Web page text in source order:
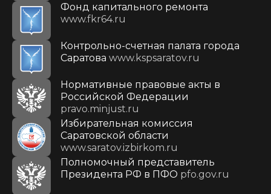
Фонд капитального ремонта
www.fkr64.ru
Контрольно-счетная палата города
Саратова www.kspsaratov.ru
Нормативные правовые акты в
Российской Федерации
pravo.minjust.ru
Избирательная комиссия
Саратовской области
www.saratov.izbirkom.ru
Полномочный представитель
Президента РФ в ПФО pfo.gov.ru